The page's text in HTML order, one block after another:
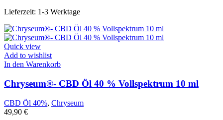
Lieferzeit: 1-3 Werktage
Quick view
Add to wishlist
In den Warenkorb
Chryseum®- CBD Öl 40 % Vollspektrum 10 ml
CBD Öl 40%, Chryseum
49,90 €